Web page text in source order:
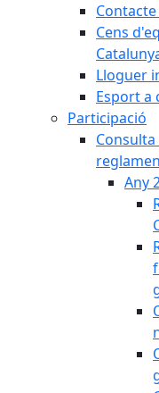
Cens
Lloguer
Esport a
Participació
Any